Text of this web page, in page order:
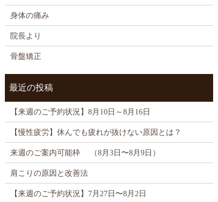
身体の痛み
院長より
骨盤矯正
最近の投稿
【来週のご予約状況】8月10日～8月16日
【慢性疲労】休んでも疲れが抜けない原因とは？
来週のご案内可能枠 （8月3日〜8月9日）
肩こりの原因と改善法
【来週のご予約状況】7月27日〜8月2日